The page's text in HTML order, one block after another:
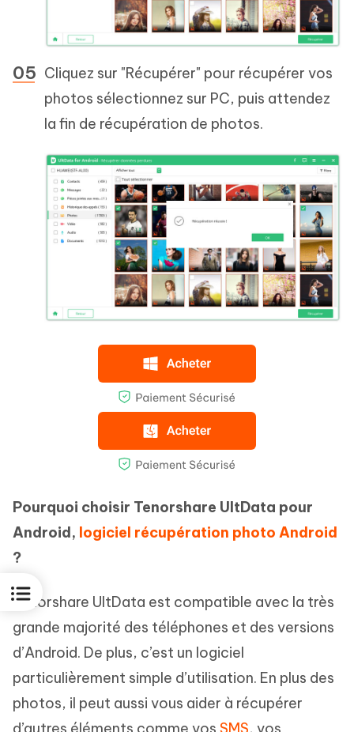
Cliquez sur "Récupérer" pour récupérer vos
photos sélectionnez sur PC, puis attendez
la fin de récupération de photos.
Pourquoi choisir Tenorshare UltData pour
Android, logiciel récupération photo Android
?
Tenorshare UltData est compatible avec la très
grande majorité des téléphones et des versions
d’Android. De plus, c’est un logiciel
particulièrement simple d’utilisation. En plus des
photos, il peut aussi vous aider à récupérer
d’autres éléments comme vos SMS, vos